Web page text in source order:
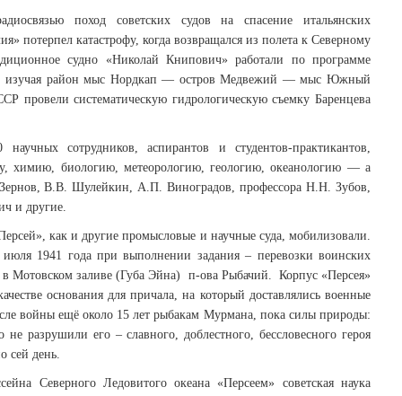
поход советских судов на спасение итальянских
потерпел катастрофу, когда возвращался из полета к Северному
судно «Николай Книпович» работали по программе
изучая район мыс Нордкап — остров Медвежий — мыс Южный
провели систематическую гидрологическую съемку Баренцева
сотрудников, аспирантов и студентов-практикантов,
химию, биологию, метеорологию, геологию, океанологию — а
В.В. Шулейкин, А.П. Виноградов, профессора Н.Н. Зубов,
и другие.
как и другие промысловые и научные суда, мобилизовали.
1941 года при выполнении задания – перевозки воинских
Мотовском заливе (Губа Эйна) п-ова Рыбачий. Корпус «Персея»
основания для причала, на который доставлялись военные
войны ещё около 15 лет рыбакам Мурмана, пока силы природы:
разрушили его – славного, доблестного, бессловесного героя
сей день.
Северного Ледовитого океана «Персеем» советская наука